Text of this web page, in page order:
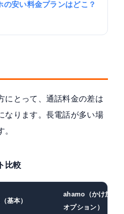
の安い料金プランはどこ？
にとって、通話料金の差は
なります。長電話が多い場
比較
基本）
ahamo（かけ放題
オプション）